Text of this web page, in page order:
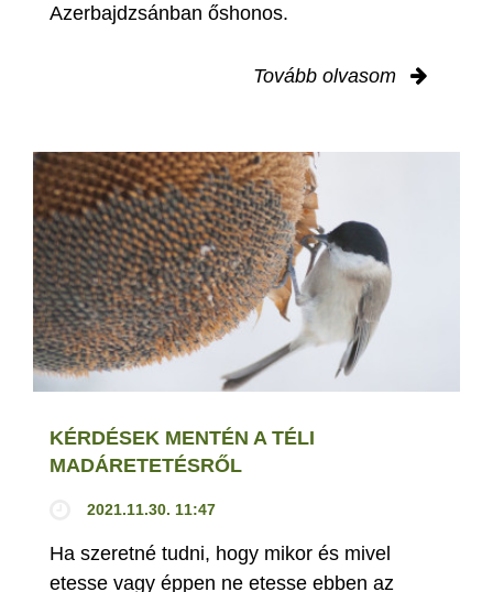
Azerbajdzsánban őshonos.
Tovább olvasom
KÉRDÉSEK MENTÉN A TÉLI
MADÁRETETÉSRŐL
2021.11.30. 11:47
Ha szeretné tudni, hogy mikor és mivel
etesse vagy éppen ne etesse ebben az